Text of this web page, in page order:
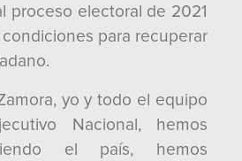
proceso electoral de 2021
para recuperar
yo y todo el equipo
Nacional, hemos
el país, hemos